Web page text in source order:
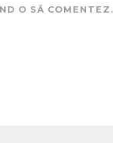
O SĂ COMENTEZ.